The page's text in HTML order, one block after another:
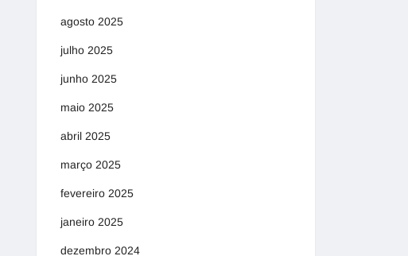
agosto 2025
julho 2025
junho 2025
maio 2025
abril 2025
março 2025
fevereiro 2025
janeiro 2025
dezembro 2024